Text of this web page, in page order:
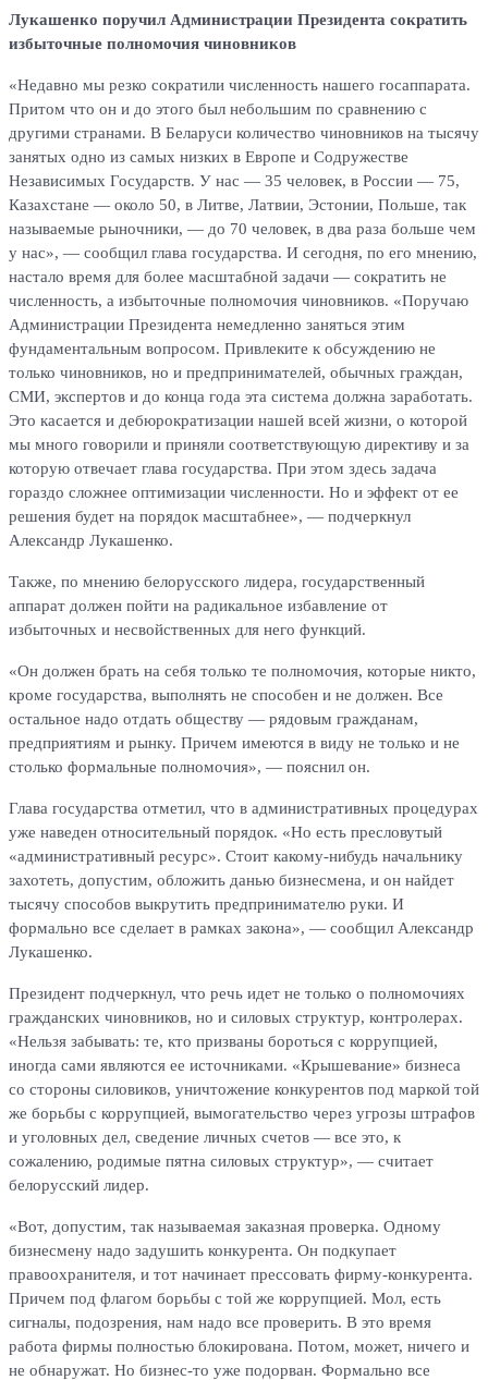
Лукашенко поручил Администрации Президента сократить
избыточные полномочия чиновников
«Недавно мы резко сократили численность нашего госаппарата.
Притом что он и до этого был небольшим по сравнению с
другими странами. В Беларуси количество чиновников на тысячу
занятых одно из самых низких в Европе и Содружестве
Независимых Государств. У нас — 35 человек, в России — 75,
Казахстане — около 50, в Литве, Латвии, Эстонии, Польше, так
называемые рыночники, — до 70 человек, в два раза больше чем
у нас», — сообщил глава государства. И сегодня, по его мнению,
настало время для более масштабной задачи — сократить не
численность, а избыточные полномочия чиновников. «Поручаю
Администрации Президента немедленно заняться этим
фундаментальным вопросом. Привлеките к обсуждению не
только чиновников, но и предпринимателей, обычных граждан,
СМИ, экспертов и до конца года эта система должна заработать.
Это касается и дебюрократизации нашей всей жизни, о которой
мы много говорили и приняли соответствующую директиву и за
которую отвечает глава государства. При этом здесь задача
гораздо сложнее оптимизации численности. Но и эффект от ее
решения будет на порядок масштабнее», — подчеркнул
Александр Лукашенко.
Также, по мнению белорусского лидера, государственный
аппарат должен пойти на радикальное избавление от
избыточных и несвойственных для него функций.
«Он должен брать на себя только те полномочия, которые никто,
кроме государства, выполнять не способен и не должен. Все
остальное надо отдать обществу — рядовым гражданам,
предприятиям и рынку. Причем имеются в виду не только и не
столько формальные полномочия», — пояснил он.
Глава государства отметил, что в административных процедурах
уже наведен относительный порядок. «Но есть пресловутый
«административный ресурс». Стоит какому-нибудь начальнику
захотеть, допустим, обложить данью бизнесмена, и он найдет
тысячу способов выкрутить предпринимателю руки. И
формально все сделает в рамках закона», — сообщил Александр
Лукашенко.
Президент подчеркнул, что речь идет не только о полномочиях
гражданских чиновников, но и силовых структур, контролерах.
«Нельзя забывать: те, кто призваны бороться с коррупцией,
иногда сами являются ее источниками. «Крышевание» бизнеса
со стороны силовиков, уничтожение конкурентов под маркой той
же борьбы с коррупцией, вымогательство через угрозы штрафов
и уголовных дел, сведение личных счетов — все это, к
сожалению, родимые пятна силовых структур», — считает
белорусский лидер.
«Вот, допустим, так называемая заказная проверка. Одному
бизнесмену надо задушить конкурента. Он подкупает
правоохранителя, и тот начинает прессовать фирму-конкурента.
Причем под флагом борьбы с той же коррупцией. Мол, есть
сигналы, подозрения, нам надо все проверить. В это время
работа фирмы полностью блокирована. Потом, может, ничего и
не обнаружат. Но бизнес-то уже подорван. Формально все